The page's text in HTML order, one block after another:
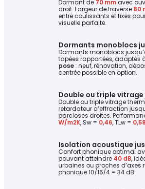
Dormant de 70 mmavec
droit. Largeur de traverse 80
entre coulissants et fixes
visuelle parfaite.
Dormants monoblocs
Dormants monoblocs
tapées rapportées, adaptés
pose : neuf, rénovation,
centrée possible en option.
Double ou triple vitrage
Double ou triple vitrage
retardateur d’effraction
parcloses droites.
W/m2K, Sw = 0,46, TLw = 0,58
Isolation acoustique
Confort phonique optimal
pouvant atteindre 40 dB,
urbaines ou proches d’axes
phonique 10/16/4 = 34 dB.